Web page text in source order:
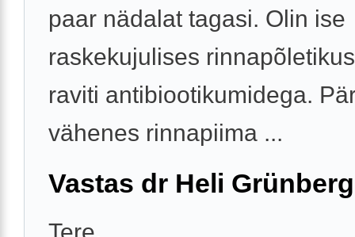
paar nädalat tagasi. Olin ise
raskekujulises
raviti antibiootikumidega.
vähenes rinnapiima ...
Vastas dr Heli Grünberg